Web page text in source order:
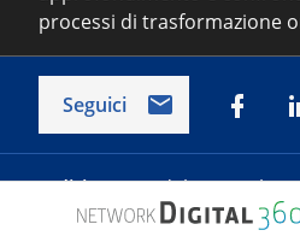
processi di trasformazione
Seguici
Indirizzo:Via del Porto